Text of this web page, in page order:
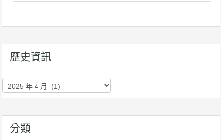
歷史資訊
歷
史
分類